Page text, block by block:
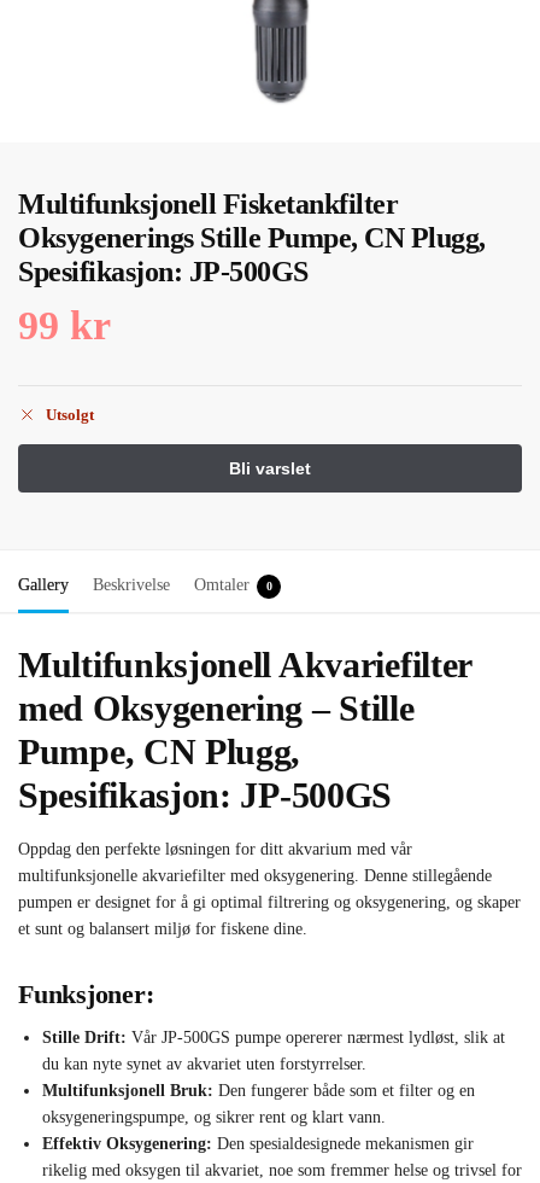
Multifunksjonell Fisketankfilter
Oksygenerings Stille Pumpe, CN Plugg,
Spesifikasjon: JP-500GS
99 kr
Utsolgt
Gallery Beskrivelse Omtaler 0
Multifunksjonell Akvariefilter
med Oksygenering – Stille
Pumpe, CN Plugg,
Spesifikasjon: JP-500GS
Oppdag den perfekte løsningen for ditt akvarium med vår
multifunksjonelle akvariefilter med oksygenering. Denne stillegående
pumpen er designet for å gi optimal filtrering og oksygenering, og skaper
et sunt og balansert miljø for fiskene dine.
Funksjoner:
Stille Drift: Vår JP-500GS pumpe opererer nærmest lydløst, slik at
du kan nyte synet av akvariet uten forstyrrelser.
Multifunksjonell Bruk: Den fungerer både som et filter og en
oksygeneringspumpe, og sikrer rent og klart vann.
Effektiv Oksygenering: Den spesialdesignede mekanismen gir
rikelig med oksygen til akvariet, noe som fremmer helse og trivsel for